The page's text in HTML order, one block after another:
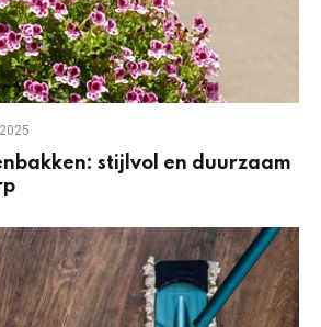
stijlvol en duurzaam